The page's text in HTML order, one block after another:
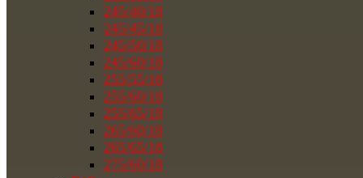
245/40/18
245/45/18
245/50/18
245/60/18
255/55/18
255/60/18
255/65/18
265/60/18
265/65/18
275/60/18